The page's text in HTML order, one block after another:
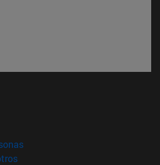
nueva ventana)
(abre en nueva ventana)
(abre en nueva ventana)